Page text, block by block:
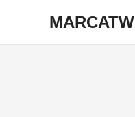
Fotografie